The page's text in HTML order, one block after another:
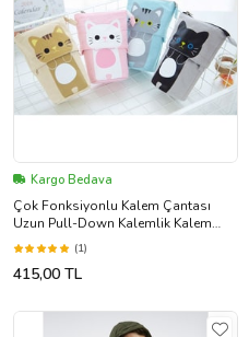
Kargo Bedava
Çok Fonksiyonlu Kalem Çantası
Uzun Pull-Down Kalemlik Kalem
Kutusu (Pembe)
(1)
415,00 TL